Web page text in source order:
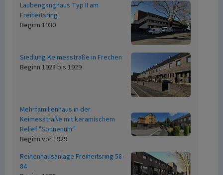
Laubenganghaus Typ II am
Freiheitsring
Beginn 1930
Siedlung Keimesstraße in Frechen
Beginn 1928 bis 1929
Mehrfamilienhaus in der
Keimesstraße mit keramischem
Relief "Sonnenuhr"
Beginn vor 1929
Reihenhausanlage Freiheitsring 58-
84